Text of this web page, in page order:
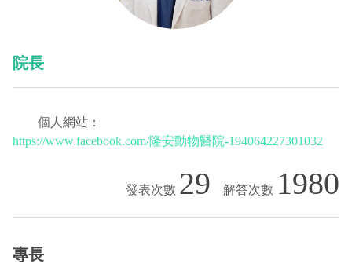
院長
個人網站：
https://www.facebook.com/隆安動物醫院-194064227301032
29 1980
專長